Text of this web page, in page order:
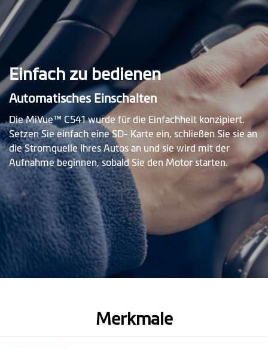
Einfach zu bedienen
Automatisches Einschalten
Die MiVue™ C541 wurde für die Einfachheit konzipiert.
Setzen Sie einfach eine SD- Karte ein, schließen Sie sie an
die Stromquelle Ihres Autos an und sie wird mit der
Aufnahme beginnen, sobald Sie den Motor starten.
Merkmale